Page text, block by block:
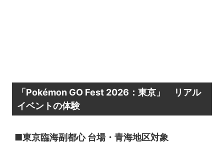
「Pokémon GO Fest 2026：東京」 リアル
イベントの体験
■東京臨海副都心 台場・青海地区対象